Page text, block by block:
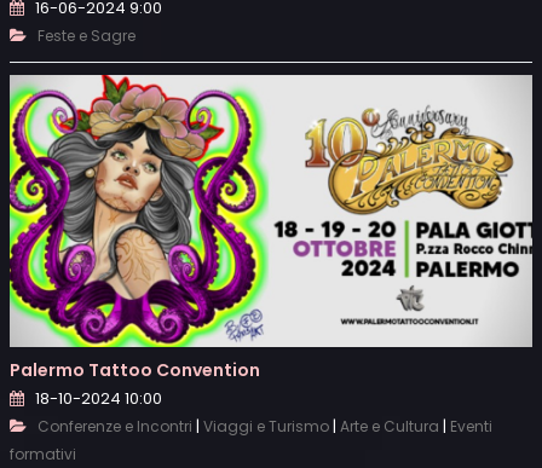
16-06-2024 9:00
Feste e Sagre
Palermo Tattoo Convention
18-10-2024 10:00
Conferenze e Incontri | Viaggi e Turismo | Arte e Cultura | Eventi
formativi